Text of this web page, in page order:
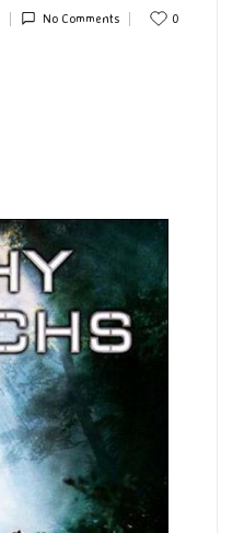
No Comments 0